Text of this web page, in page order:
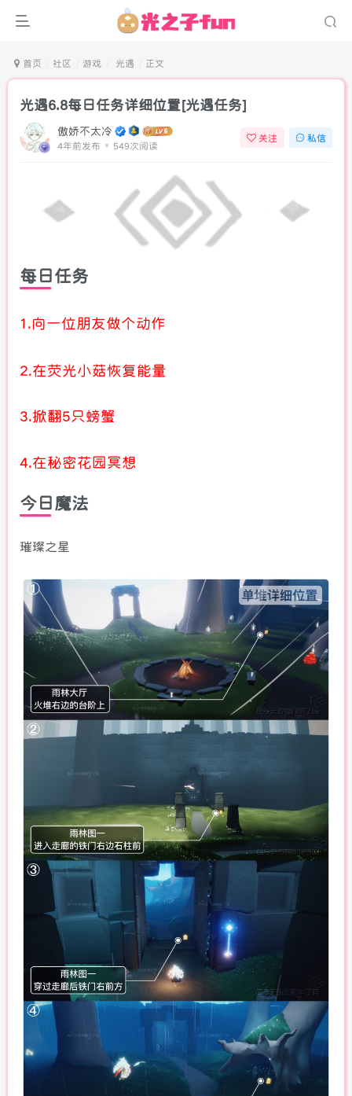
首页 社区 游戏 光遇 正文
光遇6.8每日任务详细位置[光遇任务]
傲娇不太冷
4年前发布 549次阅读
关注 私信
每日任务
1.向一位朋友做个动作
2.在荧光小菇恢复能量
3.掀翻5只螃蟹
4.在秘密花园冥想
今日魔法
璀璨之星